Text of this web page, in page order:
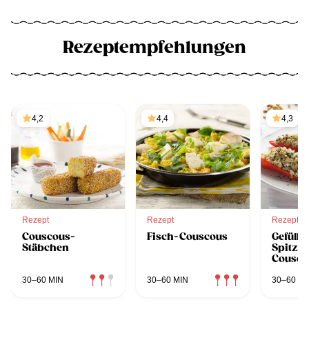
Rezeptempfehlungen
4,2
Rezept
Couscous-
Stäbchen
30–60 MIN
4,4
Rezept
Fisch-Couscous
30–60 MIN
4,3
Rezept
Gefüllte
30–60